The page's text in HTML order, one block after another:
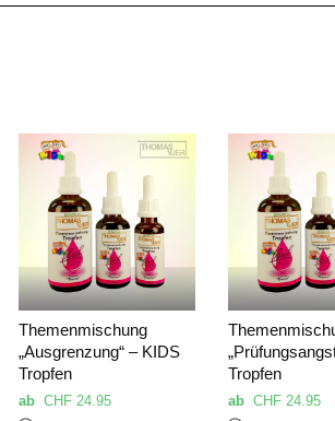
Themenmischung
„Ausgrenzung“ – KIDS
Tropfen
abCHF 24.95
Tropfen
ab CHF24.95